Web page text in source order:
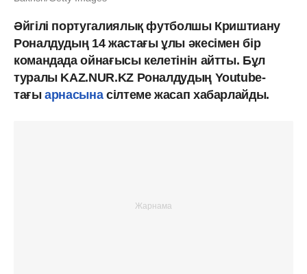
Әйгілі португалиялық футболшы Криштиану
Роналдудың 14 жастағы ұлы әкесімен бір
командада ойнағысы келетінін айтты. Бұл
туралы KAZ.NUR.KZ Роналдудың Youtube-
тағыарнасынасілтеме жасап хабарлайды.